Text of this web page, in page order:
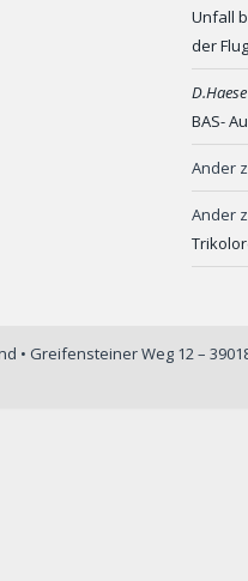
Unfall
der
BAS-
Ander
Ander
• Greifensteiner Weg 12 –